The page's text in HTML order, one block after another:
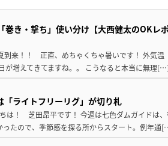
き・撃ち」使い分け【大西健太のOKレ
到来！！ 正直、めちゃくちゃ暑いです！ 外気温
増えてきてますね。。 こうなると本当に無理[…]
ライトフリーリグ」が切り札
は！ 芝田昂平です！ 今週は七色ダムガイドは
ったので、季節感を探る所からスタート。例年通